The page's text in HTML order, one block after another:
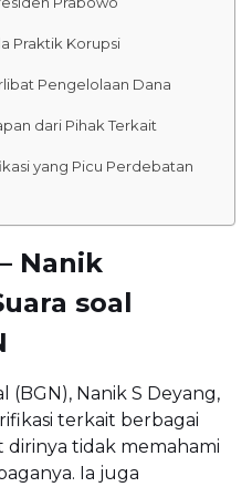
Praktik Korupsi
Pengelolaan Dana
dari Pihak Terkait
yang Picu Perdebatan
Nanik
soal
(BGN), Nanik S Deyang,
terkait berbagai
tidak memahami
Ia juga